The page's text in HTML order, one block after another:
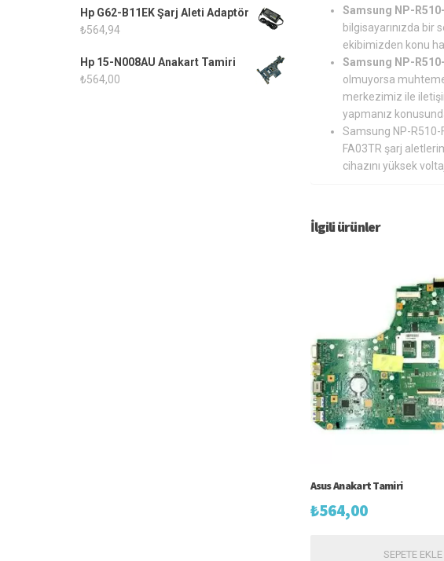
Samsung NP-
bilgisayarınızda bir
ekibimizden konu
Samsung NP-
olmuyorsa
merkezimiz ile
yapmanız
Samsung NP-R510-
FA03TR şarj
cihazını yüksek
İlgili ürünler
Asus Anakart Tamiri
₺564,00
SEPETE EKLE
Hp G62-B11EK Şarj Aleti Adaptör
₺564,94
Hp 15-N008AU Anakart Tamiri
₺564,00